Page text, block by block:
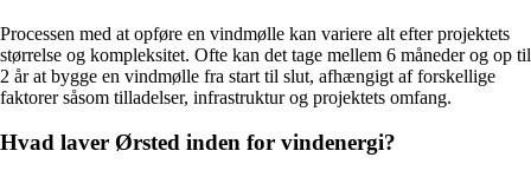
Processen med at opføre en vindmølle kan variere alt efter projektets
størrelse og kompleksitet. Ofte kan det tage mellem 6 måneder og op til
2 år at bygge en vindmølle fra start til slut, afhængigt af forskellige
faktorer såsom tilladelser, infrastruktur og projektets omfang.
Hvad laver Ørsted inden for vindenergi?